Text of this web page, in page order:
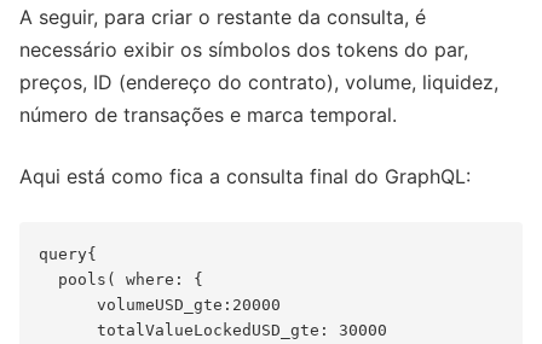
A seguir, para criar o restante da consulta, é
necessário exibir os símbolos dos tokens do par,
preços, ID (endereço do contrato), volume, liquidez,
número de transações e marca temporal.
Aqui está como fica a consulta final do GraphQL:
query{
  pools( where: {
      volumeUSD_gte:20000
      totalValueLockedUSD_gte: 30000